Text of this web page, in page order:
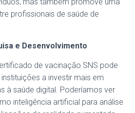
profissionais de saúde de
e Desenvolvimento
de vacinação SNS pode
a investir mais em
à saúde digital. Poderíamos ver
inteligência artificial para análise